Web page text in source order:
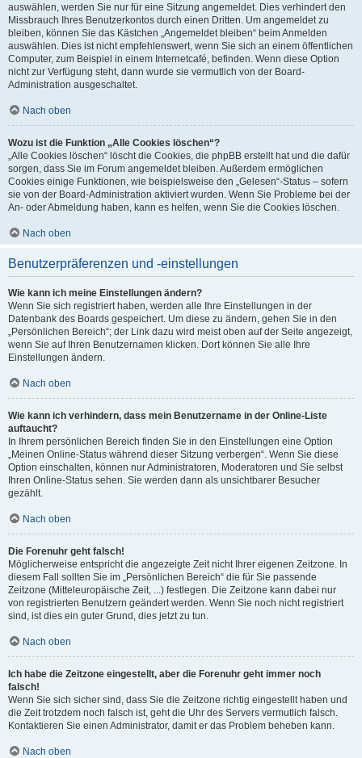
auswählen, werden Sie nur für eine Sitzung angemeldet. Dies verhindert den
Missbrauch Ihres Benutzerkontos durch einen Dritten. Um angemeldet zu
bleiben, können Sie das Kästchen „Angemeldet bleiben“ beim Anmelden
auswählen. Dies ist nicht empfehlenswert, wenn Sie sich an einem öffentlichen
Computer, zum Beispiel in einem Internetcafé, befinden. Wenn diese Option
nicht zur Verfügung steht, dann wurde sie vermutlich von der Board-
Administration ausgeschaltet.
Nach oben
Wozu ist die Funktion „Alle Cookies löschen“?
„Alle Cookies löschen“ löscht die Cookies, die phpBB erstellt hat und die dafür
sorgen, dass Sie im Forum angemeldet bleiben. Außerdem ermöglichen
Cookies einige Funktionen, wie beispielsweise den „Gelesen“-Status – sofern
sie von der Board-Administration aktiviert wurden. Wenn Sie Probleme bei der
An- oder Abmeldung haben, kann es helfen, wenn Sie die Cookies löschen.
Nach oben
Benutzerpräferenzen und -einstellungen
Wie kann ich meine Einstellungen ändern?
Wenn Sie sich registriert haben, werden alle Ihre Einstellungen in der
Datenbank des Boards gespeichert. Um diese zu ändern, gehen Sie in den
„Persönlichen Bereich“; der Link dazu wird meist oben auf der Seite angezeigt,
wenn Sie auf Ihren Benutzernamen klicken. Dort können Sie alle Ihre
Einstellungen ändern.
Nach oben
Wie kann ich verhindern, dass mein Benutzername in der Online-Liste
auftaucht?
In Ihrem persönlichen Bereich finden Sie in den Einstellungen eine Option
„Meinen Online-Status während dieser Sitzung verbergen“. Wenn Sie diese
Option einschalten, können nur Administratoren, Moderatoren und Sie selbst
Ihren Online-Status sehen. Sie werden dann als unsichtbarer Besucher
gezählt.
Nach oben
Die Forenuhr geht falsch!
Möglicherweise entspricht die angezeigte Zeit nicht Ihrer eigenen Zeitzone. In
diesem Fall sollten Sie im „Persönlichen Bereich“ die für Sie passende
Zeitzone (Mitteleuropäische Zeit, ...) festlegen. Die Zeitzone kann dabei nur
von registrierten Benutzern geändert werden. Wenn Sie noch nicht registriert
sind, ist dies ein guter Grund, dies jetzt zu tun.
Nach oben
Ich habe die Zeitzone eingestellt, aber die Forenuhr geht immer noch
falsch!
Wenn Sie sich sicher sind, dass Sie die Zeitzone richtig eingestellt haben und
die Zeit trotzdem noch falsch ist, geht die Uhr des Servers vermutlich falsch.
Kontaktieren Sie einen Administrator, damit er das Problem beheben kann.
Nach oben